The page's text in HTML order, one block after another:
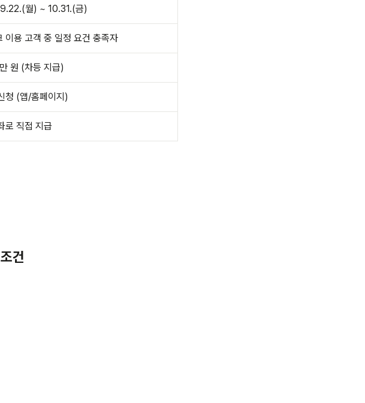
월) ~ 10.31.(금)
이용 고객 중 일정 요건 충족자
원 (차등 지급)
청 (앱/홈페이지)
로 직접 지급
건